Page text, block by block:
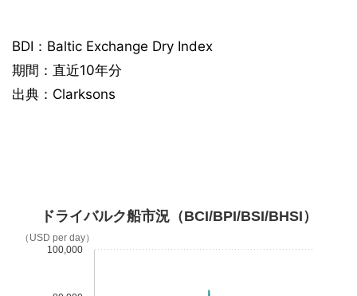
BDI：Baltic Exchange Dry Index
期間：直近10年分
出典：Clarksons
ドライバルク船市況（BCI/BPI/BSI/BHSI）
100,000
（USD per day）